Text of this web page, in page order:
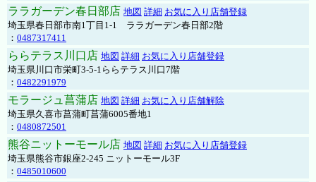
ララガーデン春日部店 地図 詳細 お気に入り店舗登録
埼玉県春日部市南1丁目1-1 ララガーデン春日部2階
： 0487317411
ららテラス川口店 地図 詳細 お気に入り店舗登録
埼玉県川口市栄町3-5-1ららテラス川口7階
： 0482291979
モラージュ菖蒲店 地図 詳細 お気に入り店舗解除
埼玉県久喜市菖蒲町菖蒲6005番地1
： 0480872501
熊谷ニットーモール店 地図 詳細 お気に入り店舗登録
埼玉県熊谷市銀座2-245 ニットーモール3F
： 0485010600